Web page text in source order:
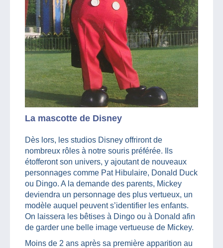
La mascotte de Disney
Dès lors, les studios Disney offriront de
nombreux rôles à notre souris préférée. Ils
étofferont son univers, y ajoutant de nouveaux
personnages comme Pat Hibulaire, Donald Duck
ou Dingo. A la demande des parents, Mickey
deviendra un personnage des plus vertueux, un
modèle auquel peuvent s’identifier les enfants.
On laissera les bêtises à Dingo ou à Donald afin
de garder une belle image vertueuse de Mickey.
Moins de 2 ans après sa première apparition au